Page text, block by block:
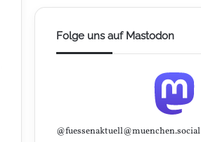
Folge uns auf Mastodon
@fuessenaktuell@muenchen.social